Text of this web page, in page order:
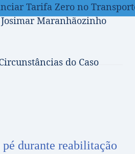
Tarifa Zero no
Maranhãozinho
do Caso
durante reabilitação